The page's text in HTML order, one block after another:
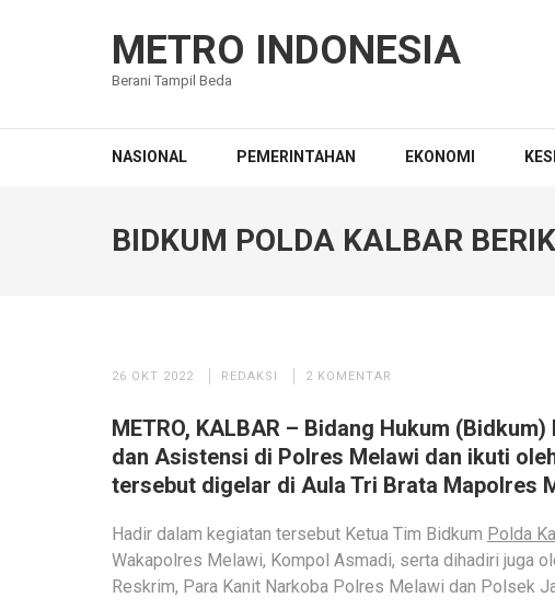
METRO INDONESIA
Berani Tampil Beda
NASIONAL PEMERINTAHAN EKONOMI
BIDKUM POLDA KALBAR
26 OKT 2022 REDAKSI 2 KOMENTAR
METRO, KALBAR – Bidang Hukum
dan Asistensi di Polres Melawi dan ikuti
tersebut digelar di Aula Tri Brata Mapolres
Hadir dalam kegiatan tersebut Ketua Tim Bidkum Polda
Wakapolres Melawi, Kompol Asmadi, serta dihadiri juga
Reskrim, Para Kanit Narkoba Polres Melawi dan Polsek